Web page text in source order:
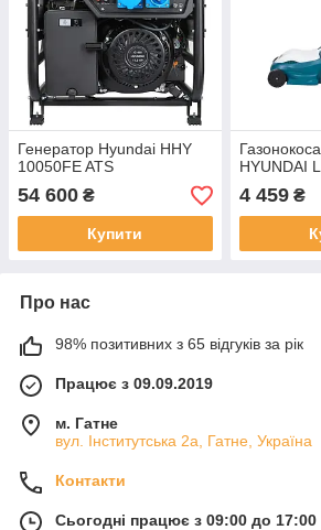
Генератор Hyundai HHY
10050FE ATS
54 600 ₴
Купити
HYUNDAI
4 459₴
Про нас
98% позитивних з 65 відгуків за рік
Працює з 09.09.2019
м. Гатне
вул. Інститутська 2а, Гатне, Україна
Контакти
Сьогодні працює з 09:00 до 17:00